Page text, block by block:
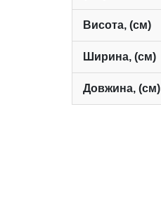
Висота, (см)
Ширина, (см)
Довжина, (см)